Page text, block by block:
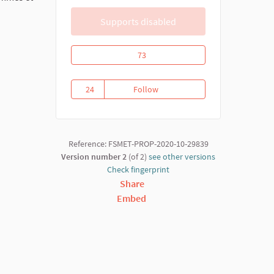
Supports disabled
Riposte communautaire contre la
73
24
24 followers
FollowRiposte communautaire contre
Reference: FSMET-PROP-2020-10-29839
Version number 2 (of 2) see other versions
Check fingerprint
Share
Embed